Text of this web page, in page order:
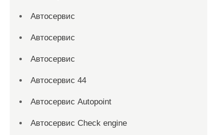
Автосервис
Автосервис
Автосервис
Автосервис 44
Автосервис Autopoint
Автосервис Check engine